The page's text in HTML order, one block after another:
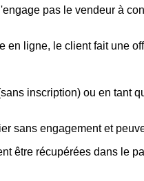
pas le vendeur à
ligne, le client fait une
inscription) ou en
sans engagement et
être récupérées dans le